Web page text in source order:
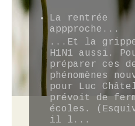
La rentrée
appproche...
...Et la
H1N1 aussi.
préparer ces
phénomènes
pour Luc
prévoit de
écoles.
il l...